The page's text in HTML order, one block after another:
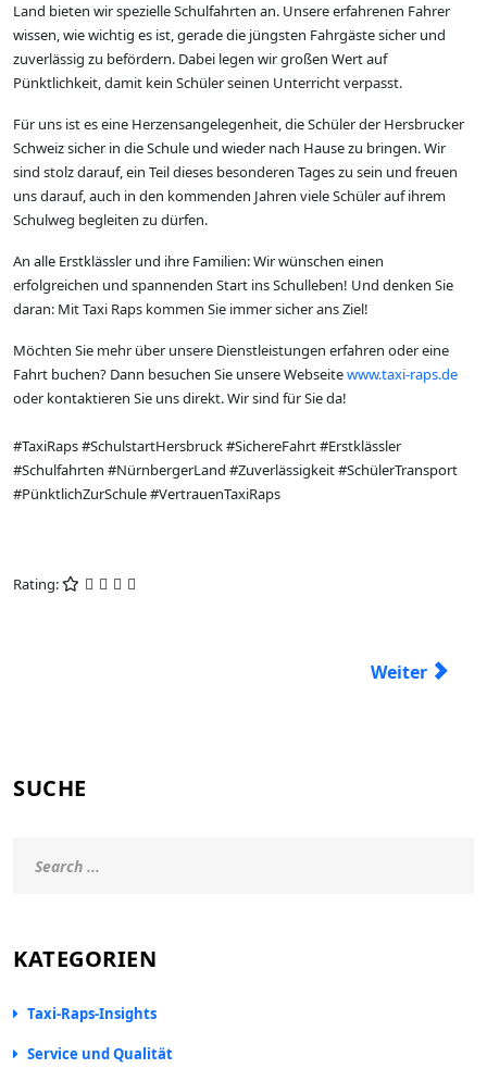
Land bieten wir spezielle Schulfahrten an. Unsere erfahrenen Fahrer
wissen, wie wichtig es ist, gerade die jüngsten Fahrgäste sicher und
zuverlässig zu befördern. Dabei legen wir großen Wert auf
Pünktlichkeit, damit kein Schüler seinen Unterricht verpasst.
Für uns ist es eine Herzensangelegenheit, die Schüler der Hersbrucker
Schweiz sicher in die Schule und wieder nach Hause zu bringen. Wir
sind stolz darauf, ein Teil dieses besonderen Tages zu sein und freuen
uns darauf, auch in den kommenden Jahren viele Schüler auf ihrem
Schulweg begleiten zu dürfen.
An alle Erstklässler und ihre Familien: Wir wünschen einen
erfolgreichen und spannenden Start ins Schulleben! Und denken Sie
daran: Mit Taxi Raps kommen Sie immer sicher ans Ziel!
Möchten Sie mehr über unsere Dienstleistungen erfahren oder eine
Fahrt buchen? Dann besuchen Sie unsere Webseitewww.taxi-raps.de
oder kontaktieren Sie uns direkt. Wir sind für Sie da!
#TaxiRaps #SchulstartHersbruck #SichereFahrt #Erstklässler
#Schulfahrten #NürnbergerLand #Zuverlässigkeit #SchülerTransport
#PünktlichZurSchule #VertrauenTaxiRaps
Rating:
Nächster
Weiter
SUCHE
KATEGORIEN
Taxi-Raps-Insights
Service und Qualität